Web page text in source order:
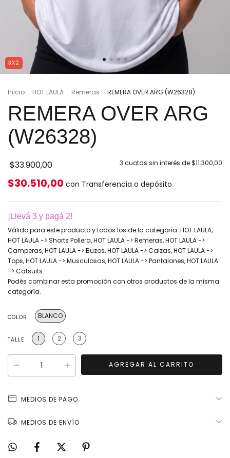
3X2
Inicio . HOT LAULA . Remeras . REMERA OVER ARG (W26328)
REMERA OVER ARG
(W26328)
$33.900,00 3 cuotas sin interés de$11.300,00
$30.510,00 con Transferencia o depósito
¡Llevá 3 y pagá 2!
Válido para este producto y todos los de la categoría: HOT LAULA,
HOT LAULA -> Shorts Pollera, HOT LAULA -> Remeras, HOT LAULA ->
Camperas, HOT LAULA -> Buzos, HOT LAULA -> Calzas, HOT LAULA ->
Tops, HOT LAULA -> Musculosas, HOT LAULA -> Pantalones, HOT LAULA
-> Catsuits.
Podés combinar esta promoción con otros productos de la misma
categoría.
COLOR BLANCO
TALLE 1 2 3
MEDIOS DE PAGO
MEDIOS DE ENVÍO